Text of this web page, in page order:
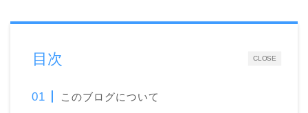
CLOSE
目次
このブログについて